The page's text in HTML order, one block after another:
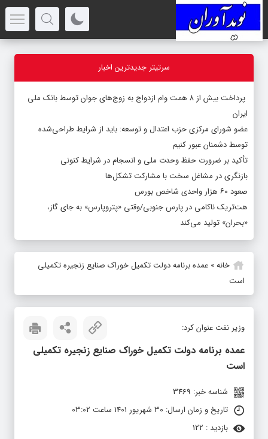
سرتیتر جدیدترین اخبار
پرداخت بیش از ۸ همت وام ازدواج به زوج‌های جوان توسط بانک ملی
ایران
عضو شورای مرکزی حزب اعتدال و توسعه: باید از شرایط طراحی‌شده
توسط دشمنان عبور کنیم
تأکید بر ضرورت حفظ وحدت ملی و انسجام در شرایط کنونی
بازنگری در مشاغل سخت با مشارکت تشکل‌ها
صعود ۶۰ هزار واحدی شاخص بورس
هت‌تریک ناکامی در پارس جنوبی/وقتی «پتروپارس» به جای گاز،
«بحران» تولید می‌کند
خانه» عمده برنامه دولت تکمیل خوراک صنایع زنجیره تکمیلی
است
وزیر نفت عنوان کرد:
عمده برنامه دولت تکمیل خوراک صنایع زنجیره تکمیلی
است
شناسه خبر: 3469
تاریخ و زمان ارسال: 30 شهریور 1401 ساعت 03:02
بازدید : 122